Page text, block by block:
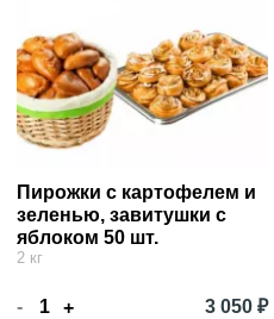
Пирожки с картофелем и
зеленью, завитушки с
яблоком 50 шт.
2 кг
- + 3 050 ₽